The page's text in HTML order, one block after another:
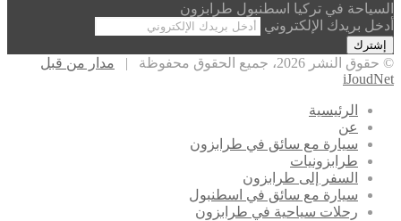
السياحة في تركيا اسطنبول طرابزون
أدخل بريدك الإلكتروني
© حقوق النشر 2026، جميع الحقوق محفوظة |
مدار من قبل
iJoudNet
الرئيسية
عن
سيارة مع سائق في طرابزون
طرابزونيات
السفر إلى طرابزون
سيارة مع سائق في اسطنبول
رحلات سياحية في طرابزون